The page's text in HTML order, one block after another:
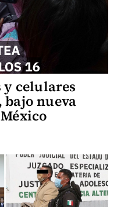
y celulares
bajo nueva